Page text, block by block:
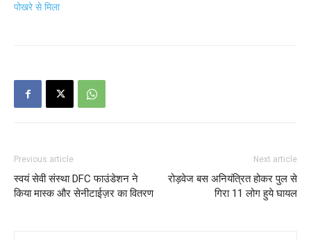
पोखरे से मिला
Previous article
स्वयं सेवी संस्था DFC फाउंडेशन ने
किया मास्क और सेनीटाईज़र का वितरण
Next article
रोड़वेज बस अनियंत्रित होकर पुल से
गिरा 11 लोग हुये घायल